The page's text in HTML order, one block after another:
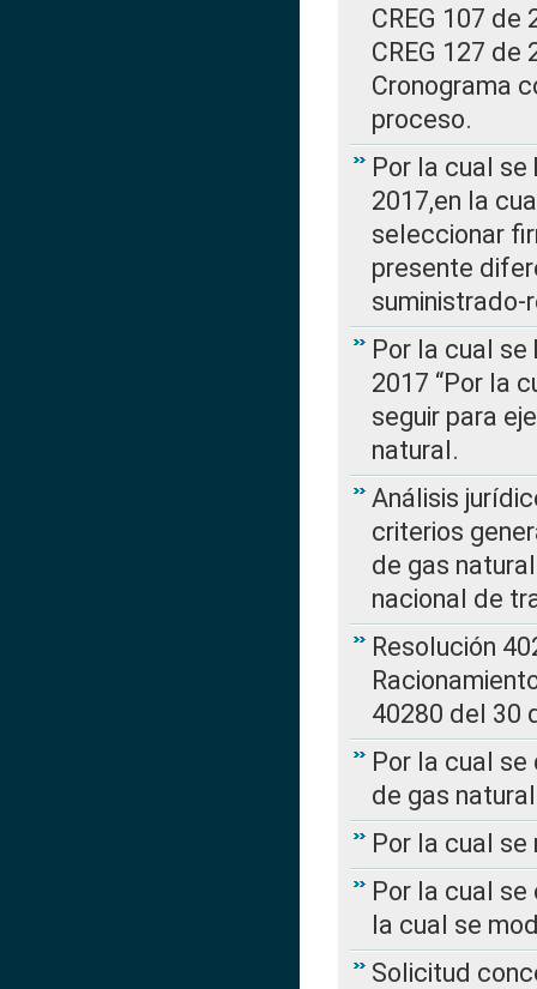
CREG 107
CREG 127 de
Cronograma
proceso.
Por la cual se
2017,en la
seleccionar
presente
Por la cual se
2017 “Por la
seguir para
natural.
Análisis
criterios
de gas
nacional de
Resolución
40280 del 30
Por la cual
de gas natural
Por la cual se
Por la cual se
la cual se
Solicitud